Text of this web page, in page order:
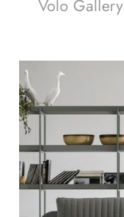
Volo Gallery